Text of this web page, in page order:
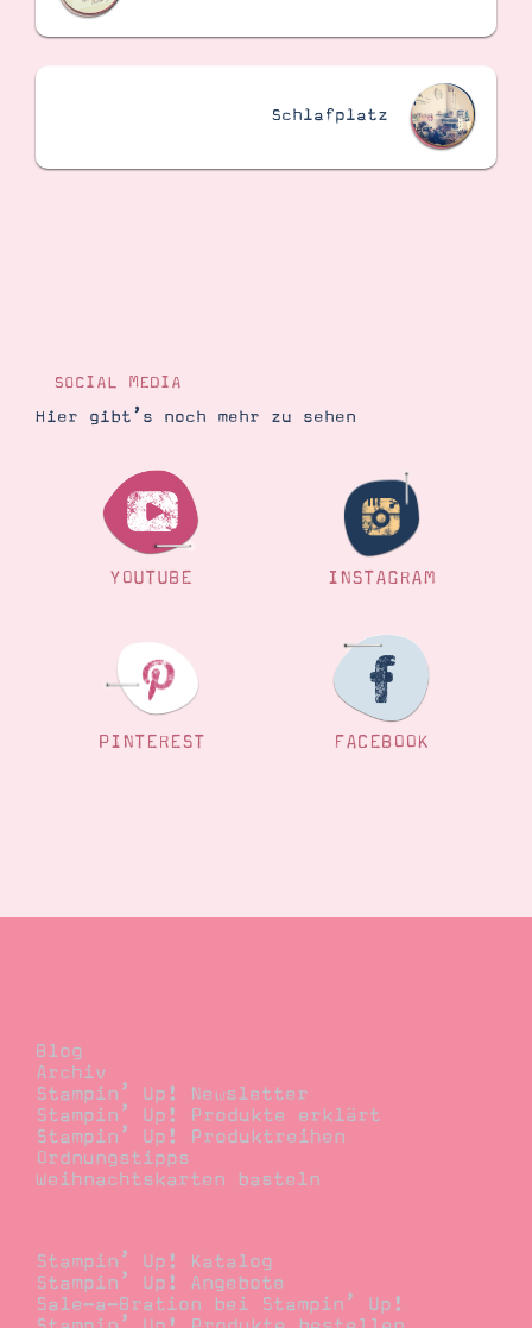
Schlafplatz
SOCIAL MEDIA
Hier gibt’s noch mehr zu sehen
YOUTUBE INSTAGRAM
PINTEREST FACEBOOK
Blog
Archiv
Stampin’ Up! Newsletter
Stampin’ Up! Produkte erklärt
Stampin’ Up! Produktreihen
Ordnungstipps
Weihnachtskarten basteln
Stampin’ Up! Katalog
Stampin’ Up! Angebote
Sale-a-Bration bei Stampin’ Up!